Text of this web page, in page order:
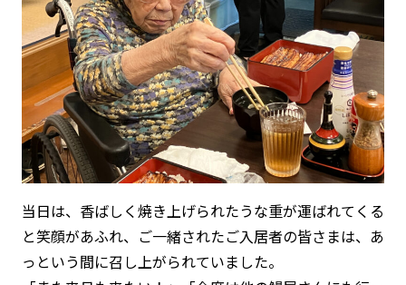
当日は、香ばしく焼き上げられたうな重が運ばれてくる
と笑顔があふれ、ご一緒されたご入居者の皆さまは、あ
っという間に召し上がられていました。